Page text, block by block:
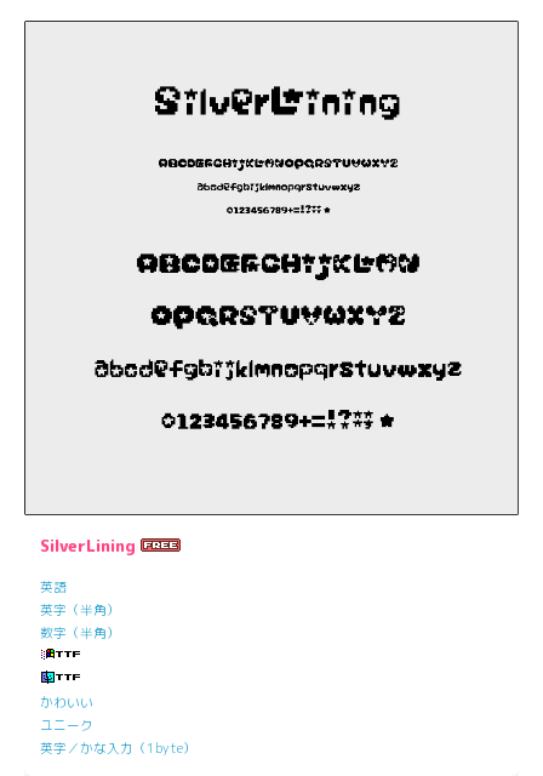
SilverLining
英語
英字（半角）
数字（半角）
かわいい
ユニーク
英字／かな入力（1byte）